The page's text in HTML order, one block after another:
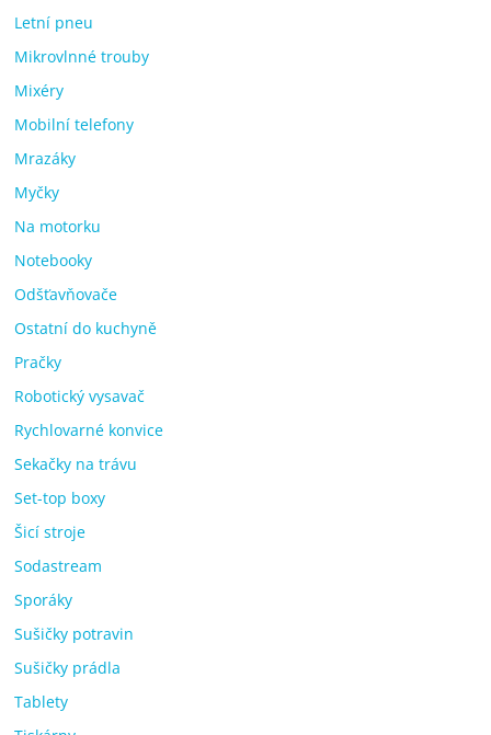
Letní pneu
Mikrovlnné trouby
Mixéry
Mobilní telefony
Mrazáky
Myčky
Na motorku
Notebooky
Odšťavňovače
Ostatní do kuchyně
Pračky
Robotický vysavač
Rychlovarné konvice
Sekačky na trávu
Set-top boxy
Šicí stroje
Sodastream
Sporáky
Sušičky potravin
Sušičky prádla
Tablety